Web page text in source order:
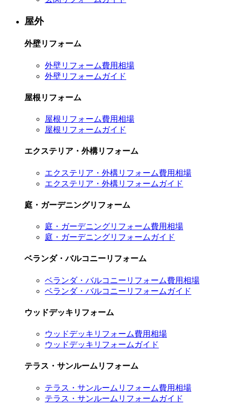
屋外
外壁リフォーム
外壁リフォーム費用相場
外壁リフォームガイド
屋根リフォーム
屋根リフォーム費用相場
屋根リフォームガイド
エクステリア・外構リフォーム
エクステリア・外構リフォーム費用相場
エクステリア・外構リフォームガイド
庭・ガーデニングリフォーム
庭・ガーデニングリフォーム費用相場
庭・ガーデニングリフォームガイド
ベランダ・バルコニーリフォーム
ベランダ・バルコニーリフォーム費用相場
ベランダ・バルコニーリフォームガイド
ウッドデッキリフォーム
ウッドデッキリフォーム費用相場
ウッドデッキリフォームガイド
テラス・サンルームリフォーム
テラス・サンルームリフォーム費用相場
テラス・サンルームリフォームガイド